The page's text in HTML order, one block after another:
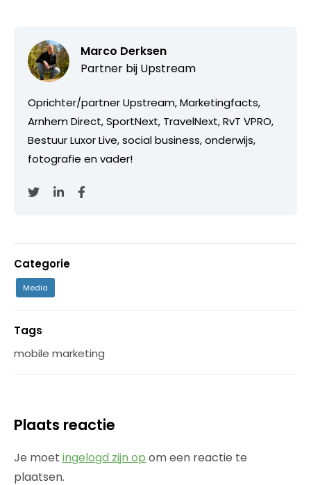
Marco Derksen
Partner bij Upstream
Oprichter/partner Upstream, Marketingfacts,
Arnhem Direct, SportNext, TravelNext, RvT VPRO,
Bestuur Luxor Live, social business, onderwijs,
fotografie en vader!
Categorie
Media
Tags
mobile marketing
Plaats reactie
Je moet ingelogd zijn op om een reactie te
plaatsen.